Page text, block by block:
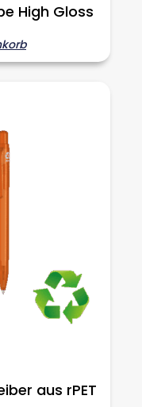
High Gloss
aus rPET